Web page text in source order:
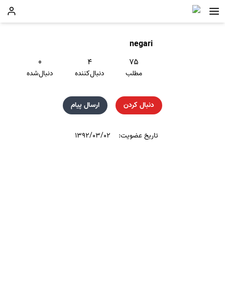
negari
۷۵
مطلب
۴
دنبال‌کننده
۰
دنبال‌شده
دنبال کردن ارسال پیام
تاریخ عضویت: ۱۳۹۲/۰۳/۰۲